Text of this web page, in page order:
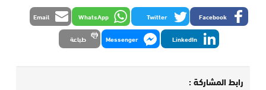
Facebook
Twitter
WhatsApp
Email
LinkedIn
Messenger طباعة
رابط المشاركة :